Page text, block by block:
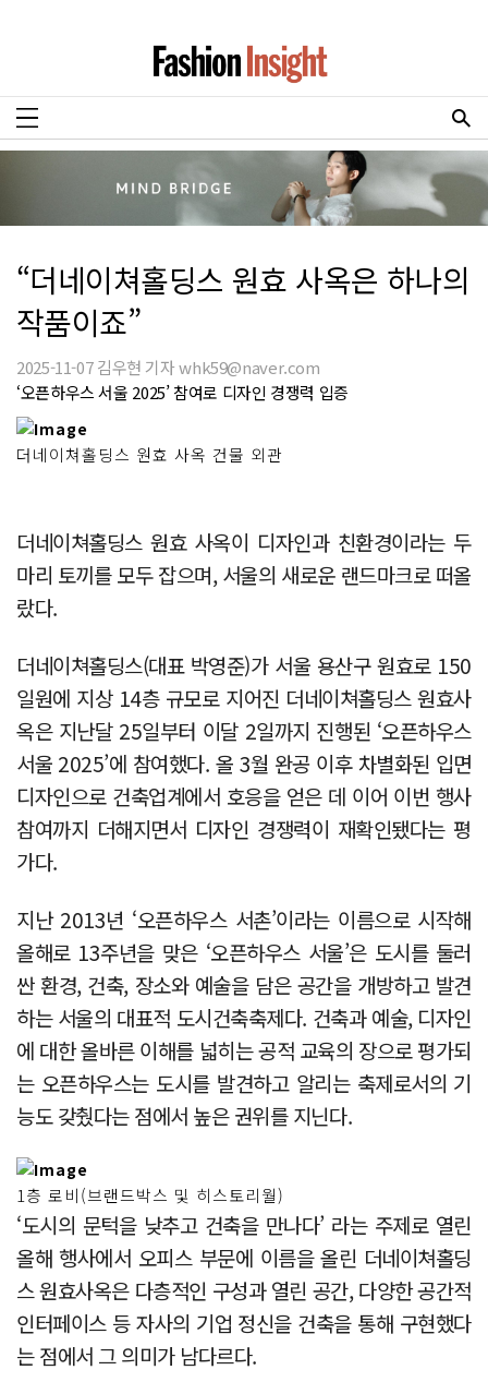
“더네이쳐홀딩스 원효 사옥은 하나의
작품이죠”
2025-11-07 김우현 기자 whk59@naver.com
‘오픈하우스 서울 2025’ 참여로 디자인 경쟁력 입증
더네이쳐홀딩스 원효 사옥 건물 외관
더네이쳐홀딩스 원효 사옥이 디자인과 친환경이라는 두
마리 토끼를 모두 잡으며, 서울의 새로운 랜드마크로 떠올
랐다.
더네이쳐홀딩스(대표 박영준)가 서울 용산구 원효로 150
일원에 지상 14층 규모로 지어진 더네이쳐홀딩스 원효사
옥은 지난달 25일부터 이달 2일까지 진행된 ‘오픈하우스
서울 2025’에 참여했다. 올 3월 완공 이후 차별화된 입면
디자인으로 건축업계에서 호응을 얻은 데 이어 이번 행사
참여까지 더해지면서 디자인 경쟁력이 재확인됐다는 평
가다.
지난 2013년 ‘오픈하우스 서촌’이라는 이름으로 시작해
올해로 13주년을 맞은 ‘오픈하우스 서울’은 도시를 둘러
싼 환경, 건축, 장소와 예술을 담은 공간을 개방하고 발견
하는 서울의 대표적 도시건축축제다. 건축과 예술, 디자인
에 대한 올바른 이해를 넓히는 공적 교육의 장으로 평가되
는 오픈하우스는 도시를 발견하고 알리는 축제로서의 기
능도 갖췄다는 점에서 높은 권위를 지닌다.
1층 로비(브랜드박스 및 히스토리월)
‘도시의 문턱을 낮추고 건축을 만나다’ 라는 주제로 열린
올해 행사에서 오피스 부문에 이름을 올린 더네이쳐홀딩
스 원효사옥은 다층적인 구성과 열린 공간, 다양한 공간적
인터페이스 등 자사의 기업 정신을 건축을 통해 구현했다
는 점에서 그 의미가 남다르다.